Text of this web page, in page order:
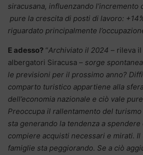
siracusana, influenzando l’incremento
pure la crescita di posti di lavoro:
riguardato principalmente
E adesso? “Archiviato il 2024 – rileva
albergatori Siracusa – sorge
le previsioni per il prossimo anno?
comparto turistico appartiene alla
dell’economia nazionale e ciò vale
Preoccupa il rallentamento del
sta generando la tendenza a spendere
compiere acquisti necessari e mirati.
famiglie sta peggiorando. Se a ciò